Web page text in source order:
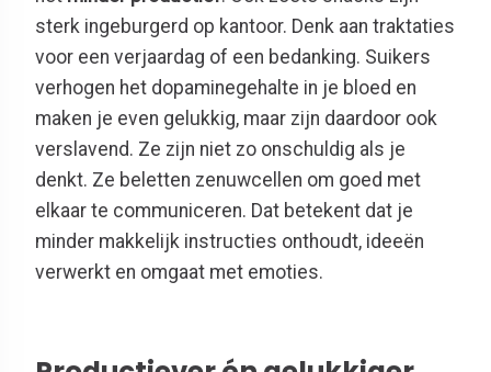
sterk ingeburgerd op kantoor. Denk aan traktaties
voor een verjaardag of een bedanking. Suikers
verhogen het dopaminegehalte in je bloed en
maken je even gelukkig, maar zijn daardoor ook
verslavend. Ze zijn niet zo onschuldig als je
denkt. Ze beletten zenuwcellen om goed met
elkaar te communiceren. Dat betekent dat je
minder makkelijk instructies onthoudt, ideeën
verwerkt en omgaat met emoties.